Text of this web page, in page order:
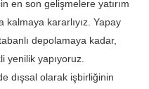
en son gelişmelere yatırım
kararlıyız. Yapay
depolamaya kadar,
yenilik yapıyoruz.
dışsal olarak işbirliğinin